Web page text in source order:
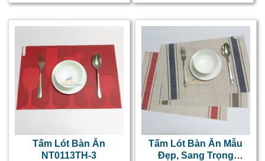
Tấm Lót Bàn Ăn
NT0113TH-3
Tấm Lót Bàn Ăn Mẫu
Đẹp, Sang Trọng